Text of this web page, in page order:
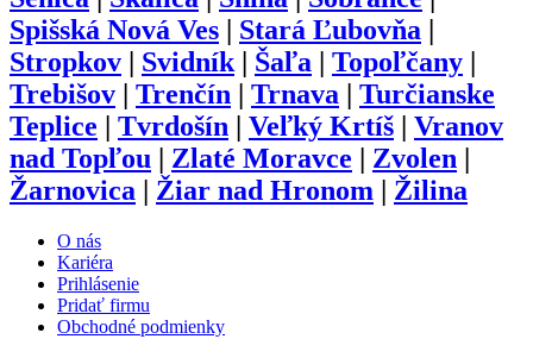
Spišská Nová Ves
Stará Ľubovňa
Stropkov
Svidník| Šaľa Topoľčany
Trebišov
Trenčín Trnava
Turčianske
Teplice
Tvrdošín Veľký Krtíš
Vranov
nad Topľou
Zlaté Moravce Zvolen
Žarnovica
Žiar nad Hronom Žilina
O nás
Kariéra
Prihlásenie
Pridať firmu
Obchodné podmienky